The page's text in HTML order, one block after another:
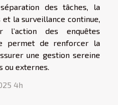
des tâches, la
la surveillance continue,
l’action des enquêtes
permet de renforcer la
une gestion sereine
ou externes.
4h